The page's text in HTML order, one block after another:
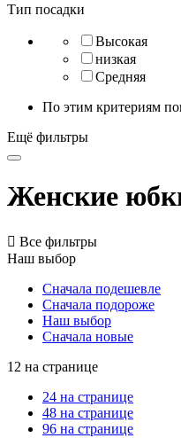
Тип посадки
Высокая
низкая
Средняя
По этим критериям
Ещё фильтры
Женские
 Все фильтры
Наш выбор
Сначала подешевле
Сначала подороже
Наш выбор
Сначала новые
12 на странице
24 на странице
48 на странице
96 на странице